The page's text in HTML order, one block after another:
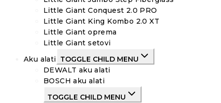
Little Giant Conquest 2.0 PRO
Little Giant King Kombo 2.0 XT
Little Giant oprema
Little Giant setovi
Aku alati TOGGLE CHILD MENU
DEWALT aku alati
BOSCH aku alati
TOGGLE CHILD MENU